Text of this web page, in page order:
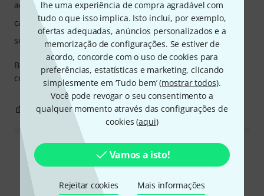
lhe uma experiência de compra agradável com
tudo o que isso implica. Isto inclui, por exemplo,
ofertas adequadas, anúncios personalizados e a
memorização de configurações. Se estiver de
acordo, concorde com o uso de cookies para
preferências, estatísticas e marketing, clicando
simplesmente em ‘Tudo bem’ (mostrar todos).
Você pode revogar o seu consentimento a
qualquer momento através das configurações de
cookies (aqui)
Vamos a isto!
Rejeitar cookies Mais informações
Baixo com um som muito redondo e quente, e com optima
construção para o preço. Excelente para tons mais vintage
acabamento
características
som
0 REPORTAR A CRÍTICA
Ler todas as reviews